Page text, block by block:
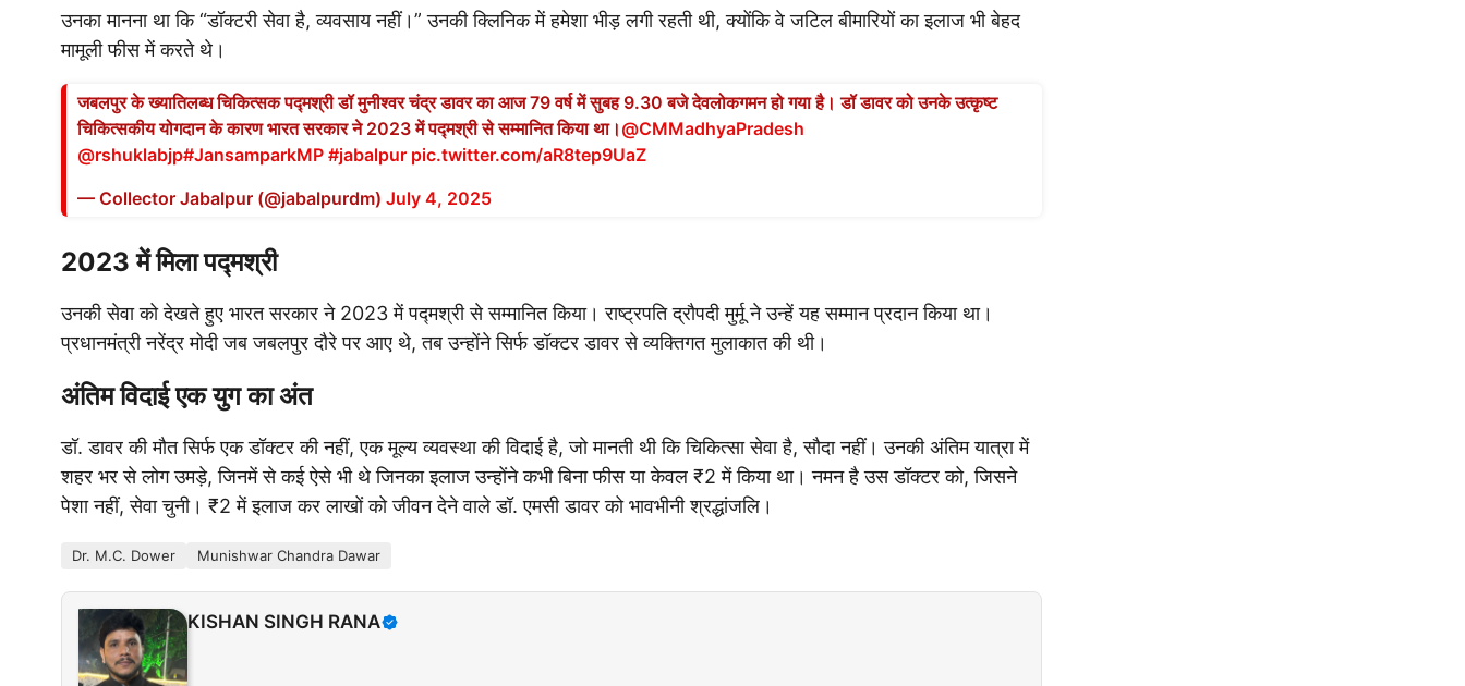
उनका मानना था कि “डॉक्टरी सेवा है, व्यवसाय नहीं।” उनकी क्लिनिक में हमेशा भीड़ लगी रहती थी, क्योंकि वे जटिल बीमारियों का इलाज भी बेहद
मामूली फीस में करते थे।
जबलपुर के ख्यातिलब्ध चिकित्सक पद्मश्री डॉ मुनीश्वर चंद्र डावर का आज 79 वर्ष में सुबह 9.30 बजे देवलोकगमन हो गया है। डॉ डावर को उनके उत्कृष्ट
चिकित्सकीय योगदान के कारण भारत सरकार ने 2023 में पद्मश्री से सम्मानित किया था। @CMMadhyaPradesh
@rshuklabjp#JansamparkMP #jabalpur pic.twitter.com/aR8tep9UaZ
— Collector Jabalpur (@jabalpurdm) July 4, 2025
2023 में मिला पद्मश्री
उनकी सेवा को देखते हुए भारत सरकार ने 2023 में पद्मश्री से सम्मानित किया। राष्ट्रपति द्रौपदी मुर्मू ने उन्हें यह सम्मान प्रदान किया था।
प्रधानमंत्री नरेंद्र मोदी जब जबलपुर दौरे पर आए थे, तब उन्होंने सिर्फ डॉक्टर डावर से व्यक्तिगत मुलाकात की थी।
अंतिम विदाई एक युग का अंत
डॉ. डावर की मौत सिर्फ एक डॉक्टर की नहीं, एक मूल्य व्यवस्था की विदाई है, जो मानती थी कि चिकित्सा सेवा है, सौदा नहीं। उनकी अंतिम यात्रा में
शहर भर से लोग उमड़े, जिनमें से कई ऐसे भी थे जिनका इलाज उन्होंने कभी बिना फीस या केवल ₹2 में किया था। नमन है उस डॉक्टर को, जिसने
पेशा नहीं, सेवा चुनी। ₹2 में इलाज कर लाखों को जीवन देने वाले डॉ. एमसी डावर को भावभीनी श्रद्धांजलि।
Dr. M.C. Dower Munishwar Chandra Dawar
KISHAN SINGH RANA